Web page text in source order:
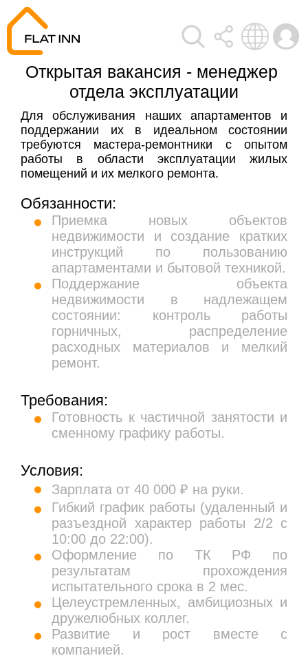
Открытая вакансия - менеджер
отдела эксплуатации
Для обслуживания наших апартаментов и
поддержании их в идеальном состоянии
требуются мастера-ремонтники с опытом
работы в области эксплуатации жилых
помещений и их мелкого ремонта.
Обязанности:
Приемка новых объектов
недвижимости и создание кратких
инструкций по пользованию
апартаментами и бытовой техникой.
Поддержание объекта
недвижимости в надлежащем
состоянии: контроль работы
горничных, распределение
расходных материалов и мелкий
ремонт.
Требования:
Готовность к частичной занятости и
сменному графику работы.
Условия:
Зарплата от 40 000 ₽ на руки.
Гибкий график работы (удаленный и
разъездной характер работы 2/2 с
10:00 до 22:00).
Оформление по ТК РФ по
результатам прохождения
испытательного срока в 2 мес.
Целеустремленных, амбициозных и
дружелюбных коллег.
Развитие и рост вместе с
компанией.